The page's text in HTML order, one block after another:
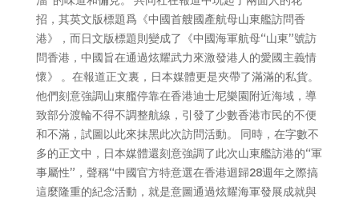
招，其英文版標題爲《中國首艘國產航母山東艦訪問香
港》，而日文版標題則變成了《中國海軍航母“山東”號訪
問香港，中國旨在通過炫耀武力來激發港人的愛國主義情
懷》 。在報道正文裏，日本媒體更是夾帶了滿滿的私貨。
他們刻意強調山東艦停靠在香港迪士尼樂園附近海域，導
致部分渡輪不得不調整航線，引發了少數香港市民的不便
和不滿，試圖以此來抹黑此次訪問活動。 同時，在字數不
多的正文中，日本媒體還刻意強調了此次山東艦訪港的“軍
事屬性”，聲稱“中國官方特意選在香港迴歸28週年之際搞
這麼隆重的紀念活動，就是意圖通過炫耀海軍發展成就與